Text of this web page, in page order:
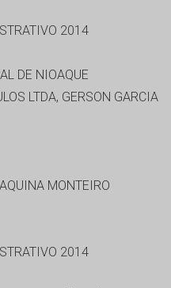
2014
DE NIOAQUE
LTDA, GERSON GARCIA
MONTEIRO
2014